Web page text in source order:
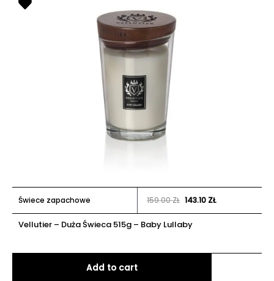
Świece zapachowe 159.00ZŁ 143.10 ZŁ
Vellutier – Duża Świeca 515g – Baby Lullaby
Add to cart